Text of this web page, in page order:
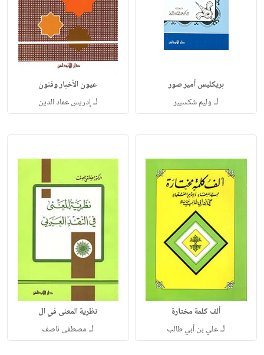
بريكليس أمير صور
لـ وليم شكسبير
عيون الأخبار وفنون
لـإدريس عماد الدين
ألف كلمة مختارة
لـعلي بن أبي طالب
نظرية المعنى في ال
لـ مصطفى ناصف